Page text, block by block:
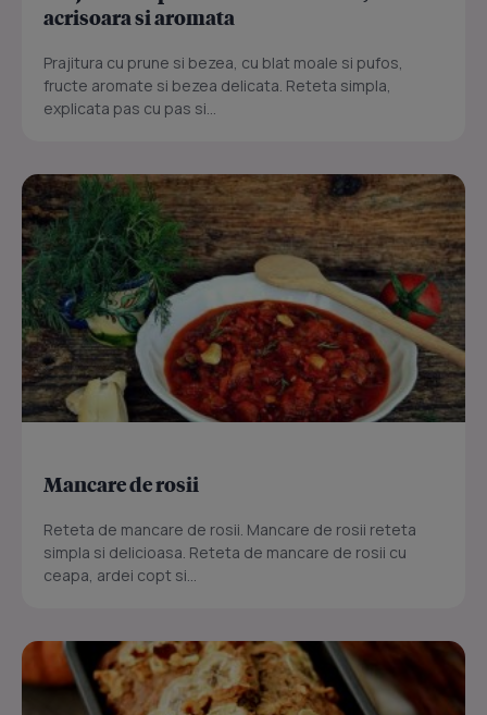
acrisoara si aromata
Prajitura cu prune si bezea, cu blat moale si pufos,
fructe aromate si bezea delicata. Reteta simpla,
explicata pas cu pas si...
Mancare de rosii
Reteta de mancare de rosii. Mancare de rosii reteta
simpla si delicioasa. Reteta de mancare de rosii cu
ceapa, ardei copt si...